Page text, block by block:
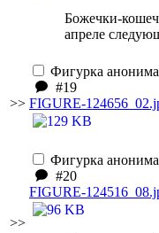
Божечки-
апреле
>>
Фигурка анонима
#19
FIGURE-
>>
Фигурка анонима
#20
FIGURE-